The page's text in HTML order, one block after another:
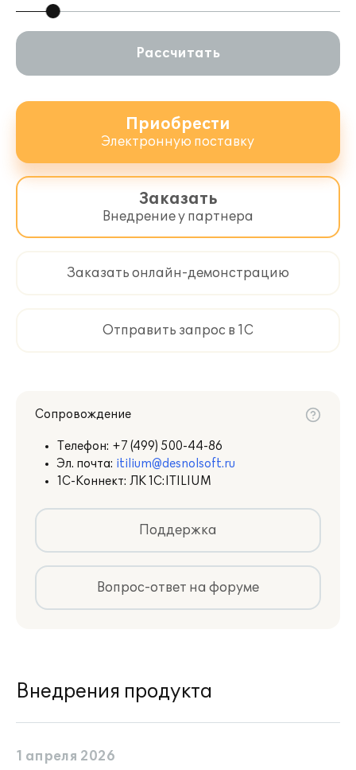
Рассчитать
Приобрести
Электронную поставку
Заказать
Внедрение у партнера
Заказать онлайн-демонстрацию
Отправить запрос в 1С
Сопровождение
Телефон: +7 (499) 500-44-86
Эл. почта: itilium@desnolsoft.ru
1С-Коннект: ЛК 1С:ITILIUM
Поддержка
Вопрос-ответ на форуме
Внедрения продукта
1 апреля 2026